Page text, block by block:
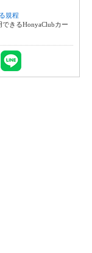
規程
きるHonyaClubカー